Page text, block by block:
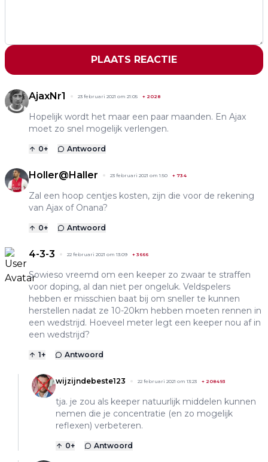
PLAATS REACTIE
AjaxNr1 23 februari 2021 om 21:05 + 2028
Hopelijk wordt het maar een paar maanden. En Ajax
moet zo snel mogelijk verlengen.
0+ Antwoord
Holler@Haller 23 februari 2021 om 1:50 + 734
Zal een hoop centjes kosten, zijn die voor de rekening
van Ajax of Onana?
0+ Antwoord
4-3-3 22 februari 2021 om 13:09 + 3666
Sowieso vreemd om een keeper zo zwaar te straffen
voor doping, al dan niet per ongeluk. Veldspelers
hebben er misschien baat bij om sneller te kunnen
herstellen nadat ze 10-20km hebben moeten rennen in
een wedstrijd. Hoeveel meter legt een keeper nou af in
een wedstrijd?
1+ Antwoord
wijzijndebeste123 22 februari 2021 om 13:23 + 208493
tja. je zou als keeper natuurlijk middelen kunnen
nemen die je concentratie (en zo mogelijk
reflexen) verbeteren.
0+ Antwoord